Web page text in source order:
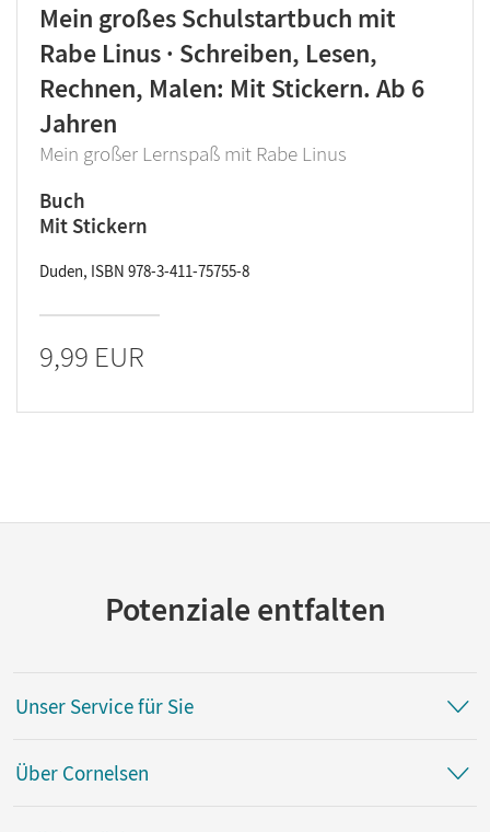
Mein großes Schulstartbuch mit
Rabe Linus · Schreiben, Lesen,
Rechnen, Malen: Mit Stickern. Ab 6
Jahren
Mein großer Lernspaß mit Rabe Linus
Buch
Mit Stickern
Duden, ISBN 978-3-411-75755-8
9,99 EUR
Potenziale entfalten
Unser Service für Sie
Über Cornelsen